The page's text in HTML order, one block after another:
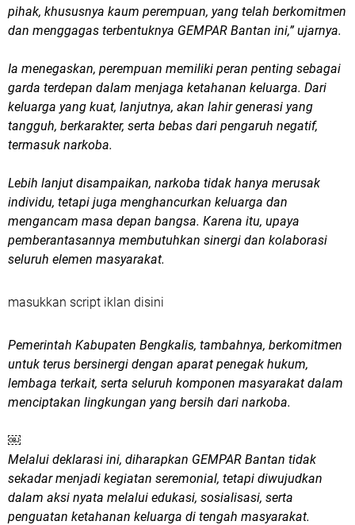
pihak, khususnya kaum perempuan, yang telah berkomitmen
dan menggagas terbentuknya GEMPAR Bantan ini,” ujarnya.
Ia menegaskan, perempuan memiliki peran penting sebagai
garda terdepan dalam menjaga ketahanan keluarga. Dari
keluarga yang kuat, lanjutnya, akan lahir generasi yang
tangguh, berkarakter, serta bebas dari pengaruh negatif,
termasuk narkoba.
Lebih lanjut disampaikan, narkoba tidak hanya merusak
individu, tetapi juga menghancurkan keluarga dan
mengancam masa depan bangsa. Karena itu, upaya
pemberantasannya membutuhkan sinergi dan kolaborasi
seluruh elemen masyarakat.
masukkan script iklan disini
Pemerintah Kabupaten Bengkalis, tambahnya, berkomitmen
untuk terus bersinergi dengan aparat penegak hukum,
lembaga terkait, serta seluruh komponen masyarakat dalam
menciptakan lingkungan yang bersih dari narkoba.
￼
Melalui deklarasi ini, diharapkan GEMPAR Bantan tidak
sekadar menjadi kegiatan seremonial, tetapi diwujudkan
dalam aksi nyata melalui edukasi, sosialisasi, serta
penguatan ketahanan keluarga di tengah masyarakat.